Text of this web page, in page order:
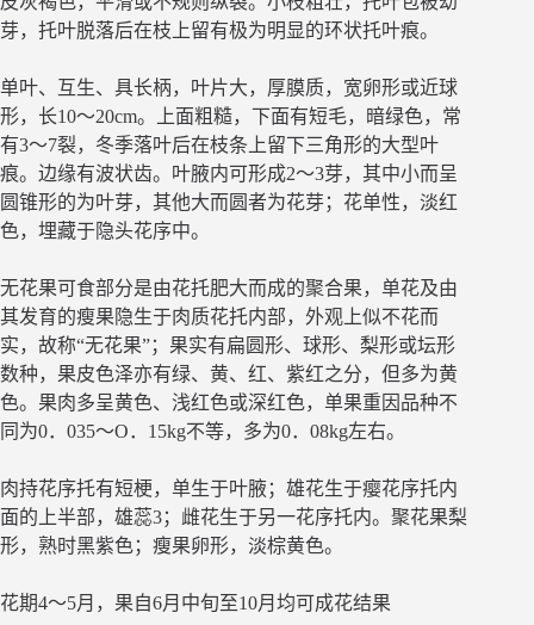
芽，托叶脱落后在枝上留有极为明显的环状托叶痕。
单叶、互生、具长柄，叶片大，厚膜质，宽卵形或近球
形，长10～20cm。上面粗糙，下面有短毛，暗绿色，常
有3～7裂，冬季落叶后在枝条上留下三角形的大型叶
痕。边缘有波状齿。叶腋内可形成2～3芽，其中小而呈
圆锥形的为叶芽，其他大而圆者为花芽；花单性，淡红
色，埋藏于隐头花序中。
无花果可食部分是由花托肥大而成的聚合果，单花及由
其发育的瘦果隐生于肉质花托内部，外观上似不花而
实，故称“无花果”；果实有扁圆形、球形、梨形或坛形
数种，果皮色泽亦有绿、黄、红、紫红之分，但多为黄
色。果肉多呈黄色、浅红色或深红色，单果重因品种不
同为0．035～O．15kg不等，多为0．08kg左右。
肉持花序托有短梗，单生于叶腋；雄花生于瘿花序托内
面的上半部，雄蕊3；雌花生于另一花序托内。聚花果梨
形，熟时黑紫色；瘦果卵形，淡棕黄色。
花期4～5月，果自6月中旬至10月均可成花结果